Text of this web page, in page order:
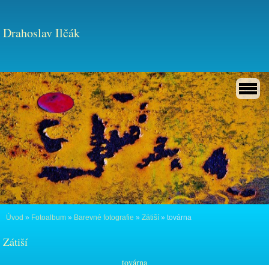
Drahoslav Ilčák
Úvod » Fotoalbum » Barevné fotografie » Zátiší » továrna
Zátiší
továrna